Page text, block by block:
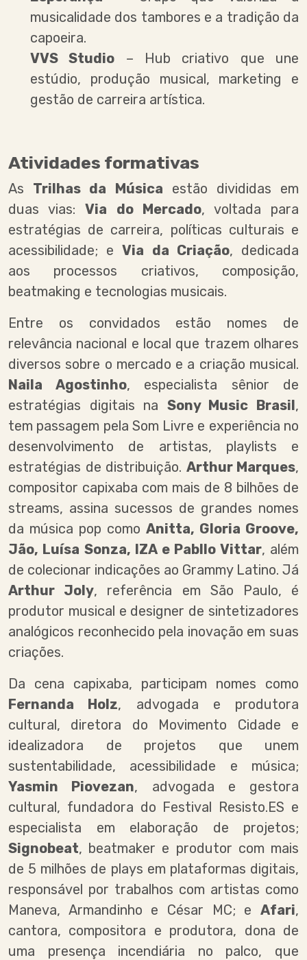
musicalidade dos tambores e a tradição da
capoeira.
VVS Studio – Hub criativo que une
estúdio, produção musical, marketing e
gestão de carreira artística.
Atividades formativas
As Trilhas da Música estão divididas em
duas vias:Via do Mercado, voltada para
estratégias de carreira, políticas culturais e
acessibilidade; eVia da Criação, dedicada
aos processos criativos, composição,
beatmaking e tecnologias musicais.
Entre os convidados estão nomes de
relevância nacional e local que trazem olhares
diversos sobre o mercado e a criação musical.
Naila Agostinho, especialista sênior de
estratégias digitais na Sony Music Brasil,
tem passagem pela Som Livre e experiência no
desenvolvimento de artistas, playlists e
estratégias de distribuição. Arthur Marques,
compositor capixaba com mais de 8 bilhões de
streams, assina sucessos de grandes nomes
da música pop como Anitta, Gloria Groove,
Jão, Luísa Sonza, IZA e Pabllo Vittar, além
de colecionar indicações ao Grammy Latino. Já
Arthur Joly, referência em São Paulo, é
produtor musical e designer de sintetizadores
analógicos reconhecido pela inovação em suas
criações.
Da cena capixaba, participam nomes como
Fernanda Holz, advogada e produtora
cultural, diretora do Movimento Cidade e
idealizadora de projetos que unem
sustentabilidade, acessibilidade e música;
Yasmin Piovezan, advogada e gestora
cultural, fundadora do Festival Resisto.ES e
especialista em elaboração de projetos;
Signobeat, beatmaker e produtor com mais
de 5 milhões de plays em plataformas digitais,
responsável por trabalhos com artistas como
Maneva, Armandinho e César MC; e Afari,
cantora, compositora e produtora, dona de
uma presença incendiária no palco, que